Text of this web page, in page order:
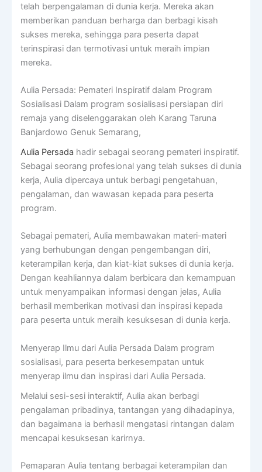
telah berpengalaman di dunia kerja. Mereka akan
memberikan panduan berharga dan berbagi kisah
sukses mereka, sehingga para peserta dapat
terinspirasi dan termotivasi untuk meraih impian
mereka.
Aulia Persada: Pemateri Inspiratif dalam Program
Sosialisasi Dalam program sosialisasi persiapan diri
remaja yang diselenggarakan oleh Karang Taruna
Banjardowo Genuk Semarang,
Aulia Persada hadir sebagai seorang pemateri inspiratif.
Sebagai seorang profesional yang telah sukses di dunia
kerja, Aulia dipercaya untuk berbagi pengetahuan,
pengalaman, dan wawasan kepada para peserta
program.
Sebagai pemateri, Aulia membawakan materi-materi
yang berhubungan dengan pengembangan diri,
keterampilan kerja, dan kiat-kiat sukses di dunia kerja.
Dengan keahliannya dalam berbicara dan kemampuan
untuk menyampaikan informasi dengan jelas, Aulia
berhasil memberikan motivasi dan inspirasi kepada
para peserta untuk meraih kesuksesan di dunia kerja.
Menyerap Ilmu dari Aulia Persada Dalam program
sosialisasi, para peserta berkesempatan untuk
menyerap ilmu dan inspirasi dari Aulia Persada.
Melalui sesi-sesi interaktif, Aulia akan berbagi
pengalaman pribadinya, tantangan yang dihadapinya,
dan bagaimana ia berhasil mengatasi rintangan dalam
mencapai kesuksesan karirnya.
Pemaparan Aulia tentang berbagai keterampilan dan